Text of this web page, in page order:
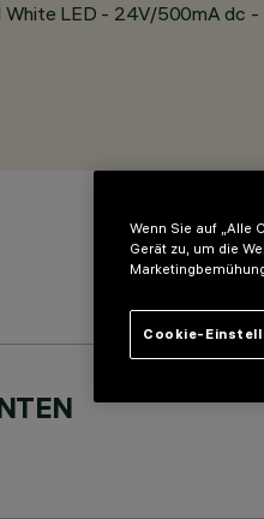
White LED - 24V/500mA dc
Wenn Sie auf „Alle
Gerät zu, um die
Cookie-